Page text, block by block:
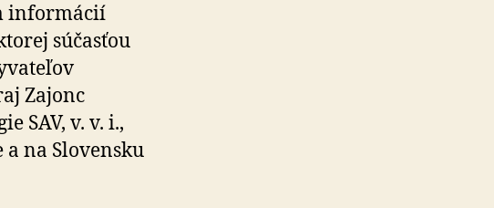
informácií
súčasťou
Zajonc
SAV, v. v. i.,
na Slovensku